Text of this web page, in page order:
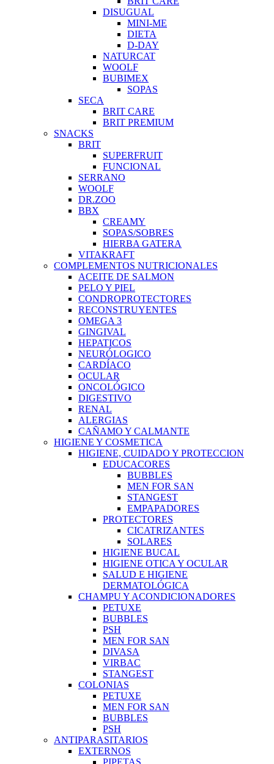
DISUGUAL
MINI-ME
DIETA
D-DAY
NATURCAT
WOOLF
BUBIMEX
SOPAS
SECA
BRIT CARE
BRIT PREMIUM
SNACKS
BRIT
SUPERFRUIT
FUNCIONAL
SERRANO
WOOLF
DR.ZOO
BBX
CREAMY
SOPAS/SOBRES
HIERBA GATERA
VITAKRAFT
COMPLEMENTOS NUTRICIONALES
ACEITE DE SALMON
PELO Y PIEL
CONDROPROTECTORES
RECONSTRUYENTES
OMEGA 3
GINGIVAL
HEPATICOS
NEURÓLOGICO
CARDÍACO
OCULAR
ONCOLÓGICO
DIGESTIVO
RENAL
ALERGIAS
CAÑAMO Y CALMANTE
HIGIENE Y COSMETICA
HIGIENE, CUIDADO Y PROTECCION
EDUCACORES
BUBBLES
MEN FOR SAN
STANGEST
EMPAPADORES
PROTECTORES
CICATRIZANTES
SOLARES
HIGIENE BUCAL
HIGIENE OTICA Y OCULAR
SALUD E HIGIENE
DERMATOLÓGICA
CHAMPU Y ACONDICIONADORES
PETUXE
BUBBLES
PSH
MEN FOR SAN
DIVASA
VIRBAC
STANGEST
COLONIAS
PETUXE
MEN FOR SAN
BUBBLES
PSH
ANTIPARASITARIOS
EXTERNOS
PIPETAS